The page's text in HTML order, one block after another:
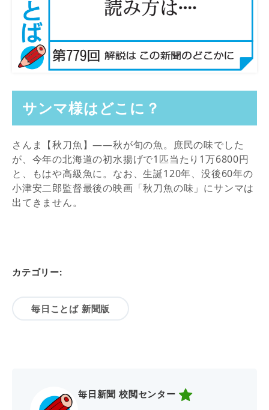
サンマ様はどこに？
さんま【秋刀魚】――秋が旬の魚。庶民の味でした
が、今年の北海道の初水揚げで1匹当たり1万6800円
と、もはや高級魚に。なお、生誕120年、没後60年の
小津安二郎監督最後の映画「秋刀魚の味」にサンマは
出てきません。
カテゴリー:
毎日ことば 新聞版
毎日新聞 校閲センター